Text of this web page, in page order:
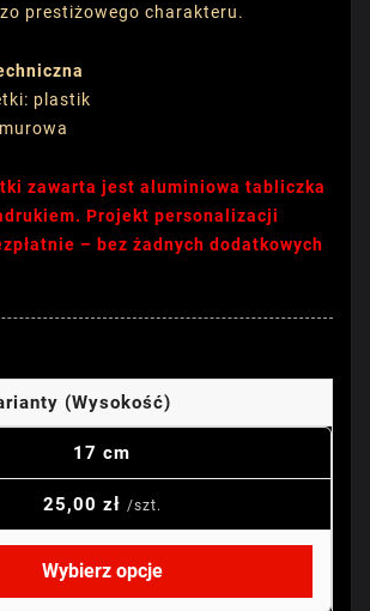
prestiżowego charakteru.
plastik
zawarta jest aluminiowa tabliczka
Projekt personalizacji
– bez żadnych dodatkowych
(Wysokość)
17 cm
25,00 zł /szt.
Wybierz opcje